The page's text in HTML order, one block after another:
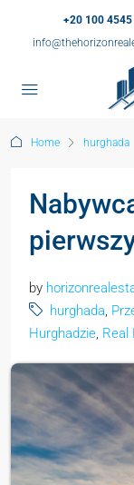
+20 100 4545
Home hurghada
by
hurghada,
Hurghadzie, Real